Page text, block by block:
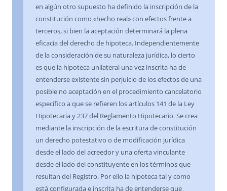
en algún otro supuesto ha definido la inscripción de la
constitución como «hecho real» con efectos frente a
terceros, si bien la aceptación determinará la plena
eficacia del derecho de hipoteca. Independientemente
de la consideración de su naturaleza jurídica, lo cierto
es que la hipoteca unilateral una vez inscrita ha de
entenderse existente sin perjuicio de los efectos de una
posible no aceptación en el procedimiento cancelatorio
específico a que se refieren los artículos 141 de la Ley
Hipotecaria y 237 del Reglamento Hipotecario. Se crea
mediante la inscripción de la escritura de constitución
un derecho potestativo o de modificación jurídica
desde el lado del acreedor y una oferta vinculante
desde el lado del constituyente en los términos que
resultan del Registro. Por ello la hipoteca tal y como
está configurada e inscrita ha de entenderse que